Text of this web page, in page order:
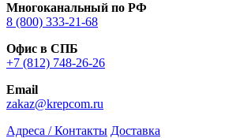
Многоканальный по РФ
8 (800) 333‑21-68
Офис в СПБ
+7 (812) 748‑26-26
Email
zakaz@krepcom.ru
Адреса / Контакты Доставка